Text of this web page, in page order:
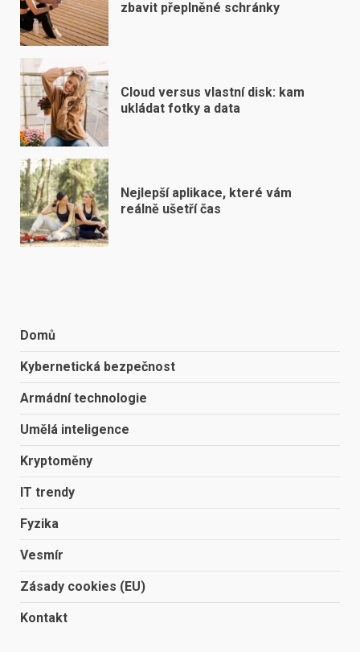
zbavit přeplněné schránky
Cloud versus vlastní disk: kam
ukládat fotky a data
Nejlepší aplikace, které vám
reálně ušetří čas
Domů
Kybernetická bezpečnost
Armádní technologie
Umělá inteligence
Kryptoměny
IT trendy
Fyzika
Vesmír
Zásady cookies (EU)
Kontakt